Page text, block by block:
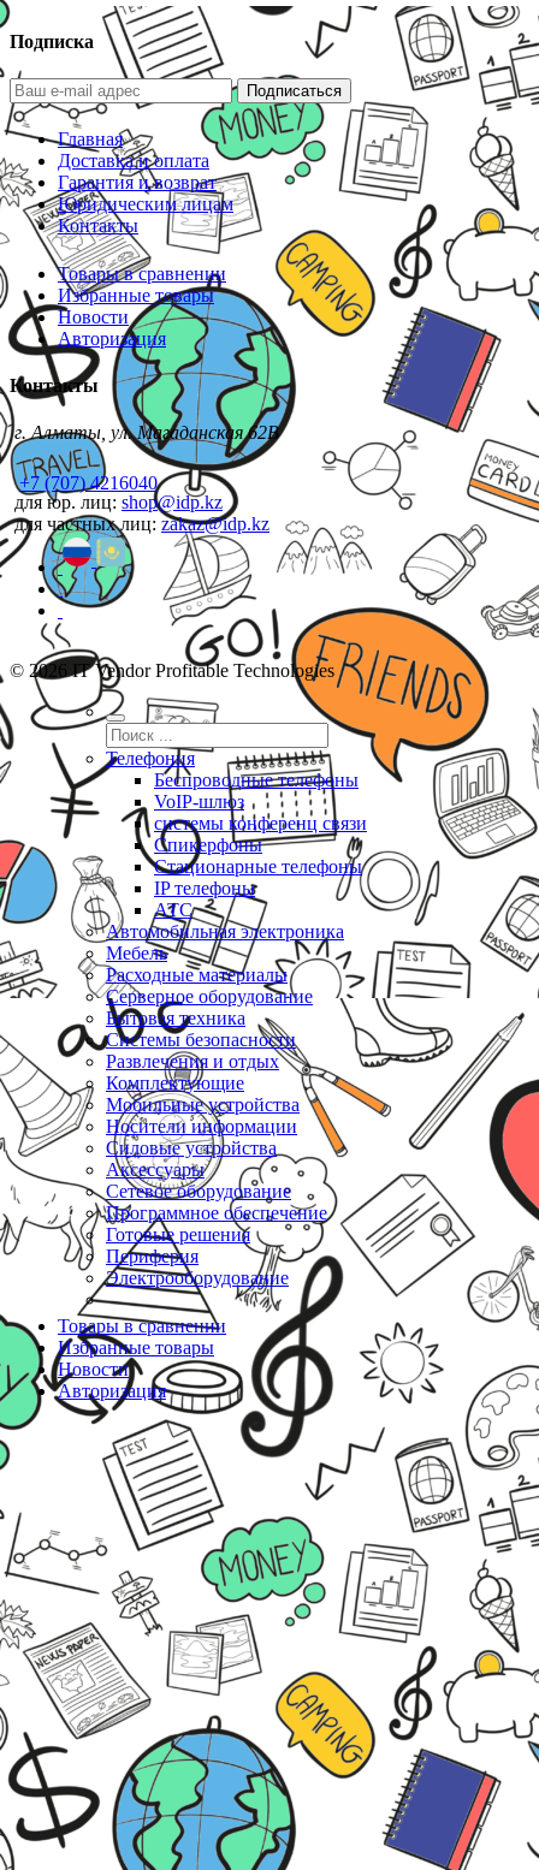
Подписка
Подписаться
Главная
Доставка и оплата
Гарантия и возврат
Юридическим лицам
Контакты
Товары в сравнении
Избранные товары
Новости
Авторизация
Контакты
г. Алматы, ул. Магаданская 62В
+7 (707) 4216040
для юр. лиц: shop@idp.kz
для частных лиц: zakaz@idp.kz
© 2026 IT Vendor Profitable Technologies
Телефония
Беспроводные телефоны
VoIP-шлюз
системы конференц связи
Спикерфоны
Стационарные телефоны
IP телефоны
АТС
Автомобильная электроника
Мебель
Расходные материалы
Серверное оборудование
Бытовая техника
Системы безопасности
Развлечения и отдых
Комплектующие
Мобильные устройства
Носители информации
Силовые устройства
Аксессуары
Сетевое оборудование
Программное обеспечение
Готовые решения
Периферия
Электрооборудование
Товары в сравнении
Избранные товары
Новости
Авторизация